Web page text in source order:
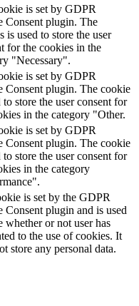
is set by GDPR
Consent plugin. The
is used to store the user
for the cookies in the
"Necessary".
is set by GDPR
Consent plugin. The cookie
to store the user consent for
in the category "Other.
is set by GDPR
Consent plugin. The cookie
to store the user consent for
in the category
is set by the GDPR
Consent plugin and is used
whether or not user has
to the use of cookies. It
store any personal data.